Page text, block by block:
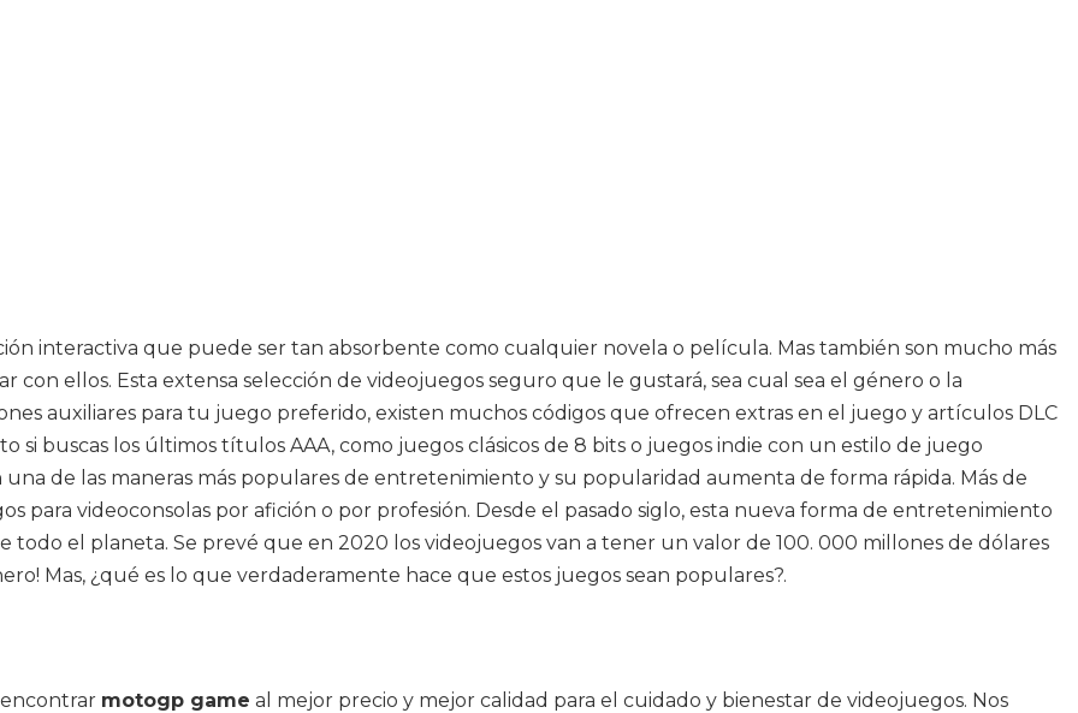
interactiva que puede ser tan absorbente como cualquier novela o película. Mas también son mucho más
ellos. Esta extensa selección de videojuegos seguro que le gustará, sea cual sea el género o la
auxiliares para tu juego preferido, existen muchos códigos que ofrecen extras en el juego y artículos DLC
si buscas los últimos títulos AAA, como juegos clásicos de 8 bits o juegos indie con un estilo de juego
una de las maneras más populares de entretenimiento y su popularidad aumenta de forma rápida. Más de
para videoconsolas por afición o por profesión. Desde el pasado siglo, esta nueva forma de entretenimiento
todo el planeta. Se prevé que en 2020 los videojuegos van a tener un valor de 100. 000 millones de dólares
Mas, ¿qué es lo que verdaderamente hace que estos juegos sean populares?.
motogp game al mejor precio y mejor calidad para el cuidado y bienestar de videojuegos. Nos